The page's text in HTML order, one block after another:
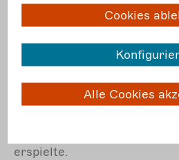
zeitgenössischen
Programm des Karlsruher
TOLLHAUS regelmäßig
2016 bündelte das
seither alljährlich im
eines der ersten und
erspielte.
Cookies
Alle Cookies